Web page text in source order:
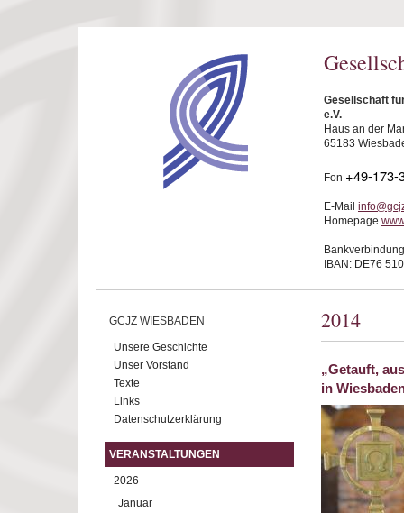
Gesellschaft
e.V.
Haus an der
65183
Fon +49-173-
E-Mail
Homepage
IBAN: DE76
GCJZ WIESBADEN
Unsere Geschichte
Unser Vorstand
Texte
Links
Datenschutzerklärung
VERANSTALTUNGEN
2026
Januar
2014
„Getauft,
in